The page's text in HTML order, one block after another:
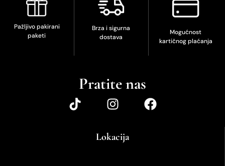
Pažljivo pakirani
paketi
Brza i sigurna
dostava
Mogućnost
kartičnog plaćanja
Pratite nas
Lokacija